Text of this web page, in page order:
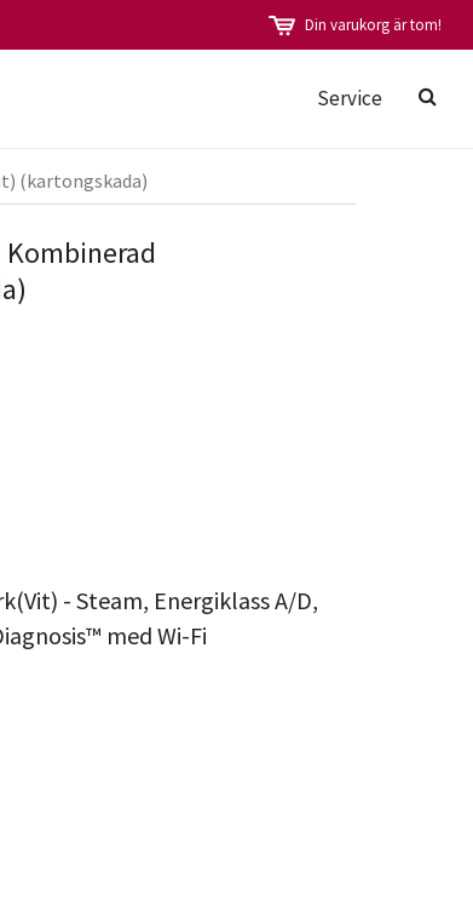
Din varukorg är tom!
Service
(kartongskada)
Kombinerad
- Steam, Energiklass A/D,
med Wi-Fi